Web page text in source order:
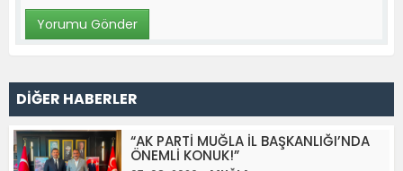
DİĞER HABERLER
“AK PARTİ MUĞLA İL BAŞKANLIĞI’NDA
ÖNEMLİ KONUK!”